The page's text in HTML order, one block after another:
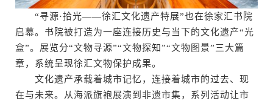
“寻源·拾光——徐汇文化遗产特展”也在徐家汇书院
启幕。书院被打造为一座连接历史与当下的文化遗产“光
盒”。展览分“文物寻源”“文物探知”“文物图景”三大篇
章，系统呈现徐汇文物保护成果。
文化遗产承载着城市记忆，连接着城市的过去、现
在与未来。从海派旗袍展演到非遗市集，系列活动让市